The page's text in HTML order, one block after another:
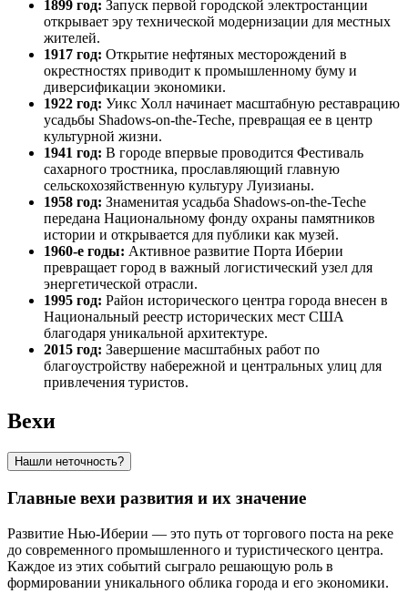
1899 год: Запуск первой городской электростанции
открывает эру технической модернизации для местных
жителей.
1917 год: Открытие нефтяных месторождений в
окрестностях приводит к промышленному буму и
диверсификации экономики.
1922 год: Уикс Холл начинает масштабную реставрацию
усадьбы Shadows-on-the-Teche, превращая ее в центр
культурной жизни.
1941 год: В городе впервые проводится Фестиваль
сахарного тростника, прославляющий главную
сельскохозяйственную культуру Луизианы.
1958 год: Знаменитая усадьба Shadows-on-the-Teche
передана Национальному фонду охраны памятников
истории и открывается для публики как музей.
1960-е годы: Активное развитие Порта Иберии
превращает город в важный логистический узел для
энергетической отрасли.
1995 год: Район исторического центра города внесен в
Национальный реестр исторических мест США
благодаря уникальной архитектуре.
2015 год: Завершение масштабных работ по
благоустройству набережной и центральных улиц для
привлечения туристов.
Вехи
Нашли неточность?
Главные вехи развития и их значение
Развитие Нью-Иберии — это путь от торгового поста на реке
до современного промышленного и туристического центра.
Каждое из этих событий сыграло решающую роль в
формировании уникального облика города и его экономики.